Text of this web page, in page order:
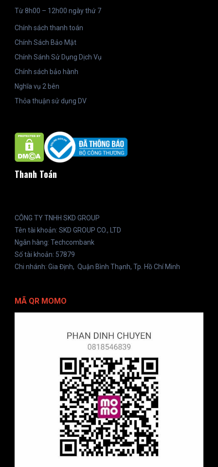
Từ 8h00 – 12h00 ngày thứ 7
Chính sách thanh toán
Chính Sách Bảo Mật
Chính Sánh Sử Dụng Dịch Vụ
Chính sách bảo hành
Nghĩa vụ 2 bên
Thỏa thuận sử dụng DV
Thanh Toán
CÔNG TY TNHH SKD GROUP
Tên tài khoản: SKD GROUP CO., LTD
Ngân hàng: Techcombank
Số tài khoản: 57879
Chi nhánh: Gia Định, Quận Bình Thạnh, Tp. Hồ Chí Minh
MÃ QR MOMO